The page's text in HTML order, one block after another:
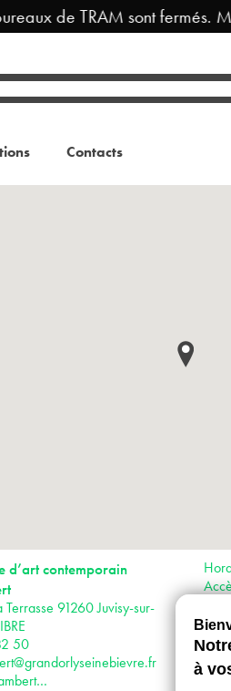
de TRAM sont fermés.
Contacts
d’art contemporain
91260 Juvisy-sur-
50
·
·